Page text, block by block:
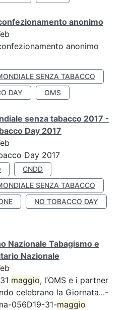
anonimo
anonimo
SENZA TABACCO
DAY
OMS
senza tabacco 2017 -
Day 2017
Day 2017
CNDD
SENZA TABACCO
NO TOBACCO DAY
Nazionale Tabagismo e
Nazionale
maggio, l’OMS e i partner
celebrano la Giornata...-
056D19-31-maggio